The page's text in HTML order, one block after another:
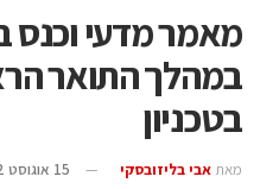
מאמר מדעי וכנס
במהלך התואר
בטכניון
מאת אבי בליזובסקי
15 אוגוסט 2022